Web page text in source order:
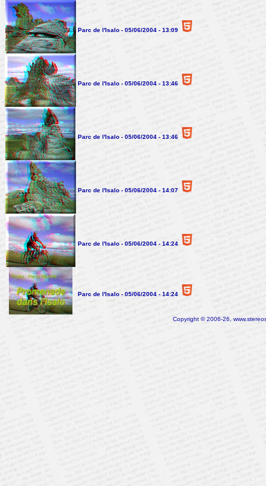
Parc de l'Isalo - 05/06/2004 - 13:09
Parc de l'Isalo - 05/06/2004 - 13:46
Parc de l'Isalo - 05/06/2004 - 13:46
Parc de l'Isalo - 05/06/2004 - 14:07
Parc de l'Isalo - 05/06/2004 - 14:24
Parc de l'Isalo - 05/06/2004 - 14:24
Copyright © 2006-26,